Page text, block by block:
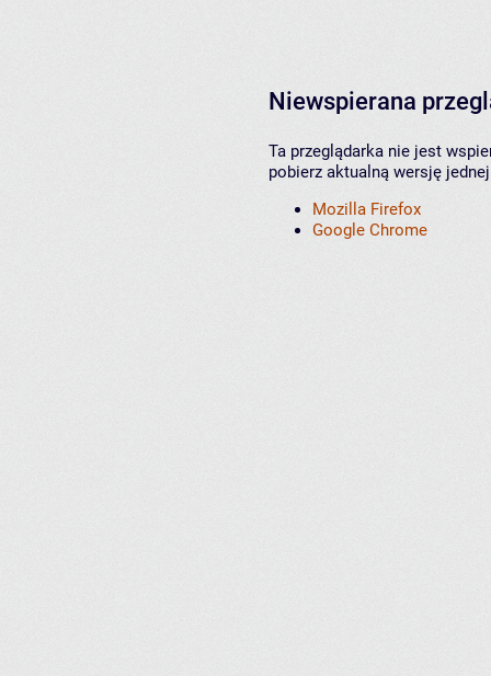
Niewspierana
Ta przeglądarka nie jest
pobierz aktualną wersję
Mozilla Firefox
Google Chrome